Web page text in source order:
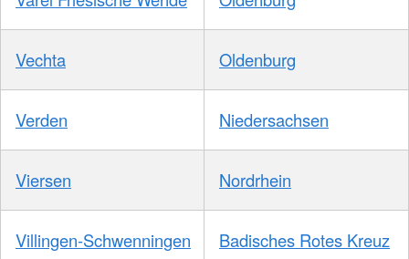
Vechta Oldenburg
Verden Niedersachsen
Viersen Nordrhein
Villingen-Schwenningen Badisches Rotes Kreuz